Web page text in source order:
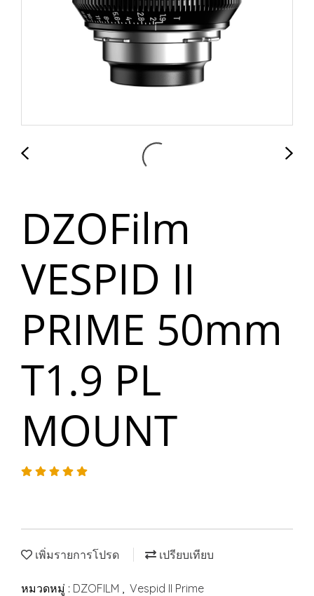
DZOFilm
VESPID II
PRIME 50mm
T1.9 PL
MOUNT
เพิ่มรายการโปรด เปรียบเทียบ
หมวดหมู่ : DZOFILM , Vespid II Prime